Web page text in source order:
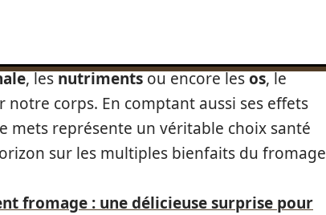
, lesnutrimentsou encore lesos, le
corps. En comptant aussi ses effets
mets représente un véritable choix santé
sur les multiples bienfaits du fromage
fromage : une délicieuse surprise pour